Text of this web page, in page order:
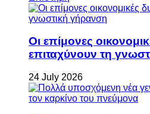
Οι επίμονες
επιταχύνουν τη
24 July 2026